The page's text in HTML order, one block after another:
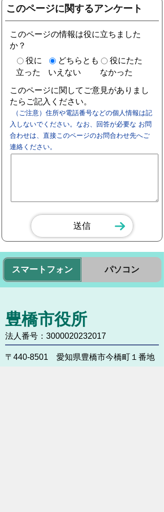
このページに関するアンケート
このページの情報は役に立ちました
か？
役に
立った
どちらとも
いえない
役にたた
なかった
このページに関してご意見がありまし
たらご記入ください。
（ご注意）住所や電話番号などの個人情報は記
入しないでください。なお、回答が必要な お問
合わせは、直接このページのお問合わせ先へご
連絡ください。
スマートフォン パソコン
豊橋市役所
法人番号：3000020232017
〒440-8501 愛知県豊橋市今橋町１番地